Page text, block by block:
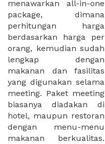
menawarkan all-in-one
package, dimana
perhitungan harga
berdasarkan harga per
orang, kemudian sudah
lengkap dengan
makanan dan fasilitas
yang digunakan selama
meeting. Paket meeting
biasanya diadakan di
hotel, maupun restoran
dengan menu-menu
makanan berkualitas.
Paket meeting ini cocok
untuk Anda yang ingin
menggelar meeting
besar seperti meeting
akhir tahun, meeting
awal tahun, meeting di
hotel, meeting di
restoran, atau seminar
harian atau workshop.
XWORK memiliki pilihan
paket meeting yang
lengkap yang
disesuaikan dengan